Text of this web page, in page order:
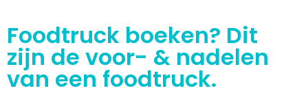
Foodtruck boeken? Dit
zijn de voor- & nadelen
van een foodtruck.